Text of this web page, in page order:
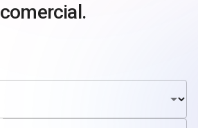
comercial.